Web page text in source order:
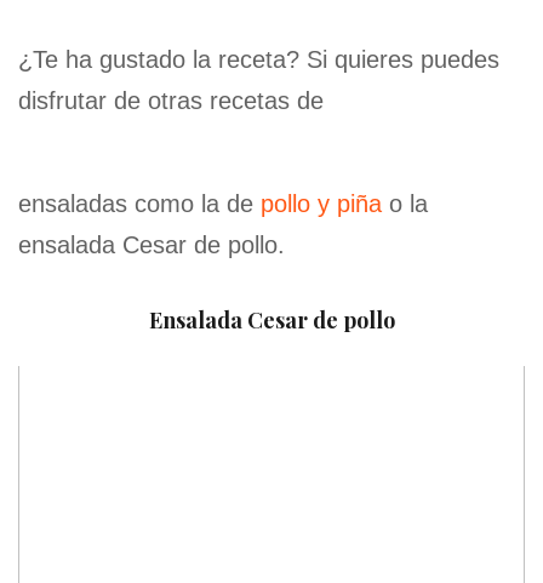
¿Te ha gustado la receta? Si quieres puedes
disfrutar de otras recetas de
ensaladas como la de pollo y piña o la
ensalada Cesar de pollo.
Ensalada Cesar de pollo